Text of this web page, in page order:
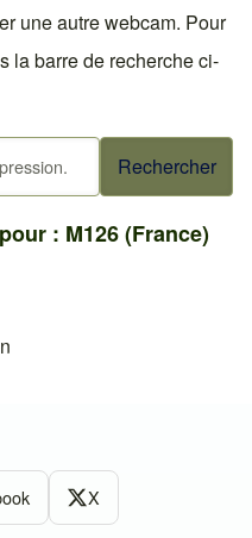
une autre webcam. Pour
la barre de recherche ci-
: M126 (France)
X